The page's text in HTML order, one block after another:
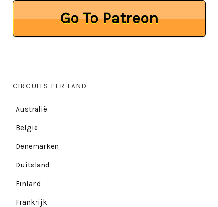
Go To Patreon
CIRCUITS PER LAND
Australië
België
Denemarken
Duitsland
Finland
Frankrijk